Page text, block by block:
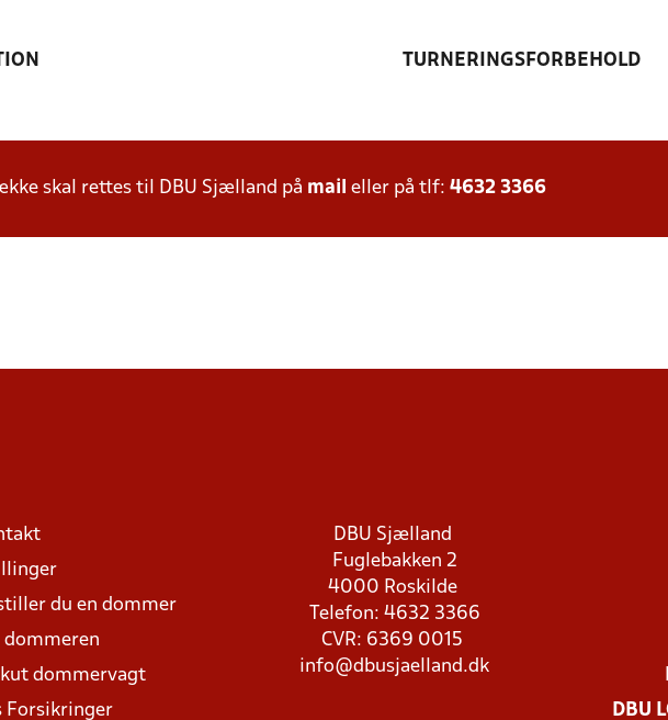
TURNERINGSFORBEHOLD
skal rettes til DBU Sjælland på mail eller på tlf: 4632 3366
du en dommer
dommeren
dommervagt
Forsikringer
DBU Sjælland
Fuglebakken 2
4000 Roskilde
Telefon: 4632 3366
CVR: 6369 0015
info@dbusjaelland.dk
DBU